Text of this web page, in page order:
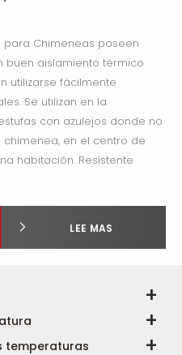
para Chimeneas poseen
buen aislamiento térmico
utilizarse fácilmente
Se utilizan en la
con azulejos donde no
en el centro de
habitación. Resistente
LEE MAS
temperaturas